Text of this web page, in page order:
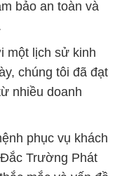
bảo an toàn và
một lịch sử kinh
chúng tôi đã đạt
nhiều doanh
phục vụ khách
Trường Phát